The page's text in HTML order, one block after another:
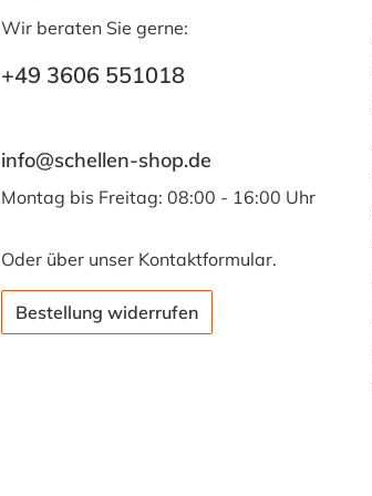
Wir beraten Sie gerne:
+49 3606 551018
info@schellen-shop.de
Montag bis Freitag: 08:00 - 16:00 Uhr
Oder über unser Kontaktformular.
Bestellung widerrufen